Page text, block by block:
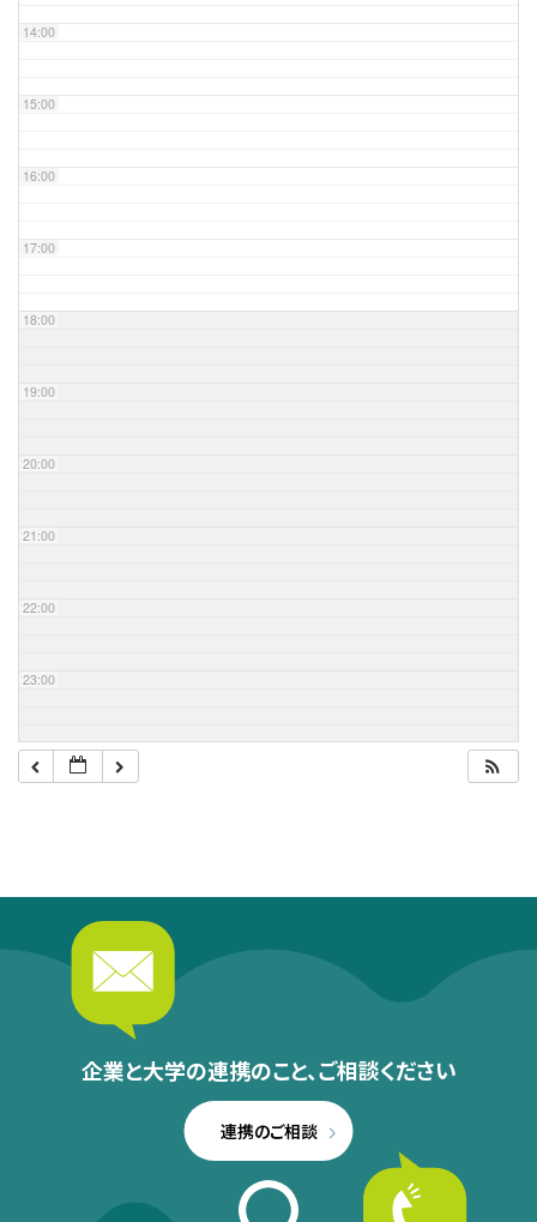
14:00
15:00
16:00
17:00
18:00
19:00
20:00
21:00
22:00
23:00
企業と大学の連携のこと、ご相談ください
連携のご相談